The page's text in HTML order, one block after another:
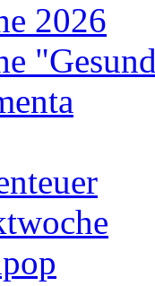
2026